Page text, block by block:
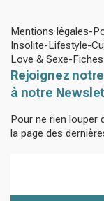
Mentions légales
Insolite Lifestyle
Love & Sexe
Rejoignez
à notre
Pour ne rien louper
la page des